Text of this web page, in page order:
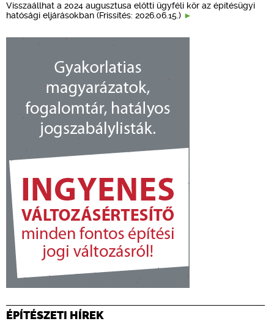
Visszaállhat a 2024 augusztusa előtti ügyféli kör az építésügyi
hatósági eljárásokban (Frissítés: 2026.06.15.)
ÉPÍTÉSZETI HÍREK